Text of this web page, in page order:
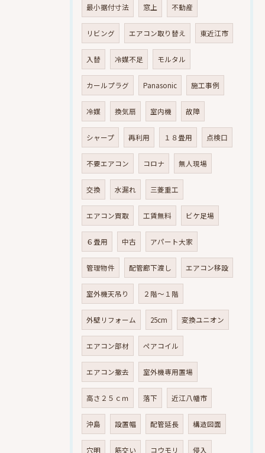
最小据付寸法 窓上 不動産
リビング エアコン取り替え 東近江市
入替 冷媒不足 モルタル
カールプラグ Panasonic 施工事例
冷媒 換気扇 室内機 故障
シャープ 再利用 １８畳用 点検口
不要エアコン コロナ 無人現場
交換 水漏れ 三菱重工
エアコン買取 工賃無料 ビケ足場
６畳用 中古 アパート大家
管理物件 配管廊下渡し エアコン移設
室外機天吊り ２階～１階
外壁リフォーム 25cm 変換ユニオン
エアコン部材 ペアコイル
エアコン撤去 室外機専用置場
高さ２５ｃｍ 落下 近江八幡市
沖島 設置幅 配管延長 構造図面
穴明 筋交い コウモリ 侵入